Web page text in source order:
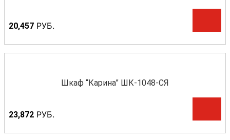
20,457 РУБ.
Шкаф “Карина” ШК-1048-СЯ
23,872 РУБ.